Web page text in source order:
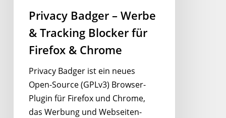
Chrome
Privacy Badger – Werbe
& Tracking Blocker für
Firefox & Chrome
Privacy Badger ist ein neues
Open-Source (GPLv3) Browser-
Plugin für Firefox und Chrome,
das Werbung und Webseiten-